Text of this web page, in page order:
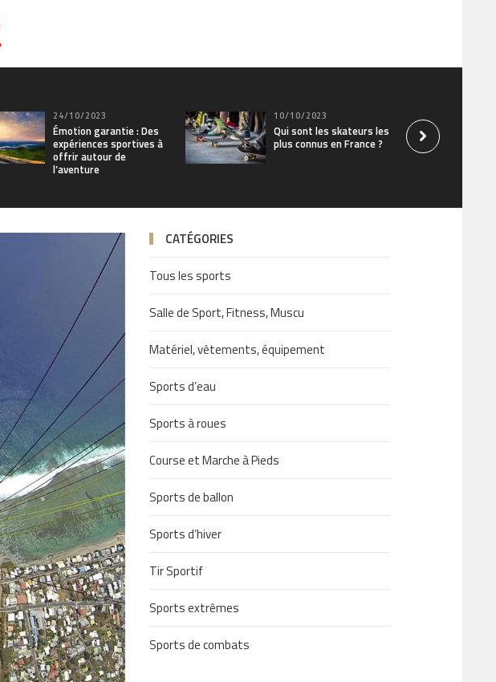
24/10/2023
Émotion garantie : Des
expériences sportives à
offrir autour de
l’aventure
10/10/2023
Qui sont les skateurs les
plus connus en France ?
CATÉGORIES
Tous les sports
Salle de Sport, Fitness, Muscu
Matériel, vêtements, équipement
Sports d’eau
Sports à roues
Course et Marche à Pieds
Sports de ballon
Sports d’hiver
Tir Sportif
Sports extrêmes
Sports de combats